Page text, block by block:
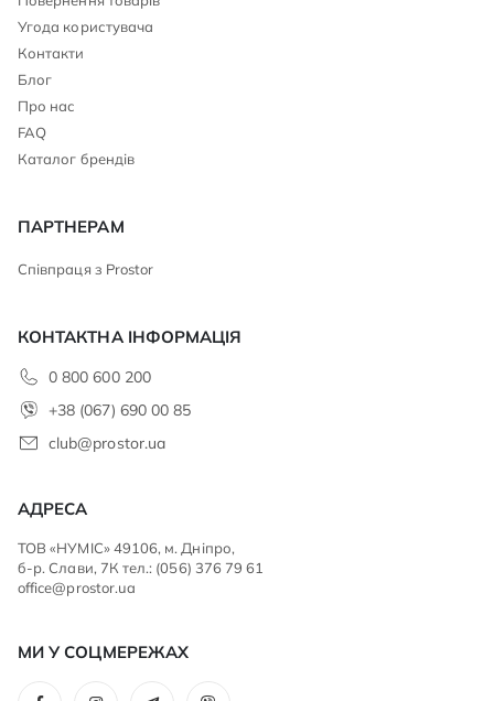
Угода користувача
Контакти
Блог
Про нас
FAQ
Каталог брендів
ПАРТНЕРАМ
Співпраця з Prostor
КОНТАКТНА ІНФОРМАЦІЯ
0 800 600 200
+38 (067) 690 00 85
club@prostor.ua
АДРЕСА
ТОВ «НУМІС» 49106, м. Дніпро,
б-р. Слави, 7К тел.: (056) 376 79 61
office@prostor.ua
МИ У СОЦМЕРЕЖАХ